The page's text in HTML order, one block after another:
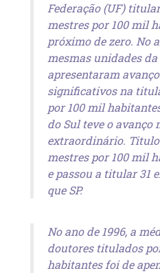
Federação (UF)
mestres por 100 mil
próximo de zero. No
mesmas unidades da
apresentaram
significativos na
por 100 mil
do Sul teve o avanço
extraordinário.
mestres por 100 mil
e passou a titular 31
que SP.
No ano de 1996, a
doutores titulados
habitantes foi de